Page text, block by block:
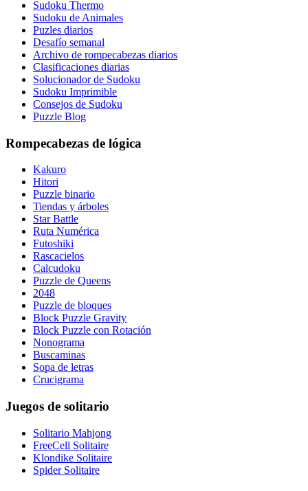
Sudoku Thermo
Sudoku de Animales
Puzles diarios
Desafío semanal
Archivo de rompecabezas diarios
Clasificaciones diarias
Solucionador de Sudoku
Sudoku Imprimible
Consejos de Sudoku
Puzzle Blog
Rompecabezas de lógica
Kakuro
Hitori
Puzzle binario
Tiendas y árboles
Star Battle
Ruta Numérica
Futoshiki
Rascacielos
Calcudoku
Puzzle de Queens
2048
Puzzle de bloques
Block Puzzle Gravity
Block Puzzle con Rotación
Nonograma
Buscaminas
Sopa de letras
Crucigrama
Juegos de solitario
Solitario Mahjong
FreeCell Solitaire
Klondike Solitaire
Spider Solitaire